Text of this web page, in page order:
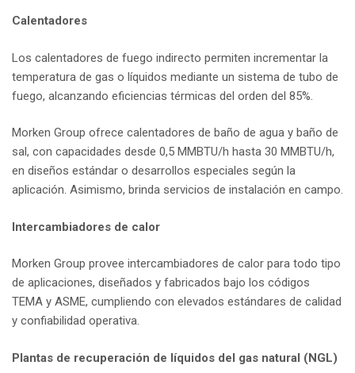
Calentadores
Los calentadores de fuego indirecto permiten incrementar la
temperatura de gas o líquidos mediante un sistema de tubo de
fuego, alcanzando eficiencias térmicas del orden del 85%.
Morken Group ofrece calentadores de baño de agua y baño de
sal, con capacidades desde 0,5 MMBTU/h hasta 30 MMBTU/h,
en diseños estándar o desarrollos especiales según la
aplicación. Asimismo, brinda servicios de instalación en campo.
Intercambiadores de calor
Morken Group provee intercambiadores de calor para todo tipo
de aplicaciones, diseñados y fabricados bajo los códigos
TEMA y ASME, cumpliendo con elevados estándares de calidad
y confiabilidad operativa.
Plantas de recuperación de líquidos del gas natural (NGL)